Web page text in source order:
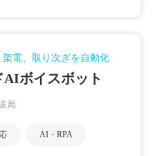
架電、取り次ぎを自動化
AIボイスボット
局
AI・RPA